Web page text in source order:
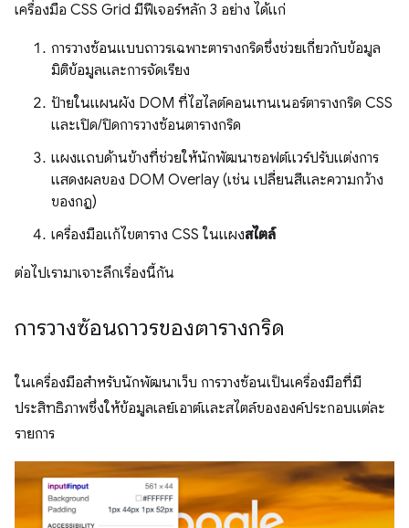
เครื่องมือ CSS Grid มีฟีเจอร์หลัก 3 อย่าง ได้แก่
การวางซ้อนแบบถาวรเฉพาะตารางกริดซึ่งช่วยเกี่ยวกับข้อมูล
มิติข้อมูลและการจัดเรียง
ป้ายในแผนผัง DOM ที่ไฮไลต์คอนเทนเนอร์ตารางกริด CSS
และเปิด/ปิดการวางซ้อนตารางกริด
แผงแถบด้านข้างที่ช่วยให้นักพัฒนาซอฟต์แวร์ปรับแต่งการ
แสดงผลของ DOM Overlay (เช่น เปลี่ยนสีและความกว้าง
ของกฎ)
เครื่องมือแก้ไขตาราง CSS ในแผงสไตล์
ต่อไปเรามาเจาะลึกเรื่องนี้กัน
การวางซ้อนถาวรของตารางกริด
ในเครื่องมือสำหรับนักพัฒนาเว็บ การวางซ้อนเป็นเครื่องมือที่มี
ประสิทธิภาพซึ่งให้ข้อมูลเลย์เอาต์และสไตล์ขององค์ประกอบแต่ละ
รายการ